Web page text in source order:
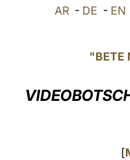
AR - DE - EN
"BETE
[